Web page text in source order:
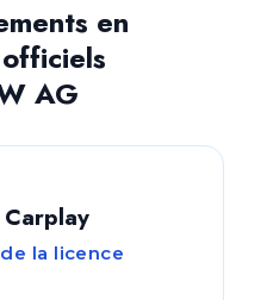
en
AG
la licence